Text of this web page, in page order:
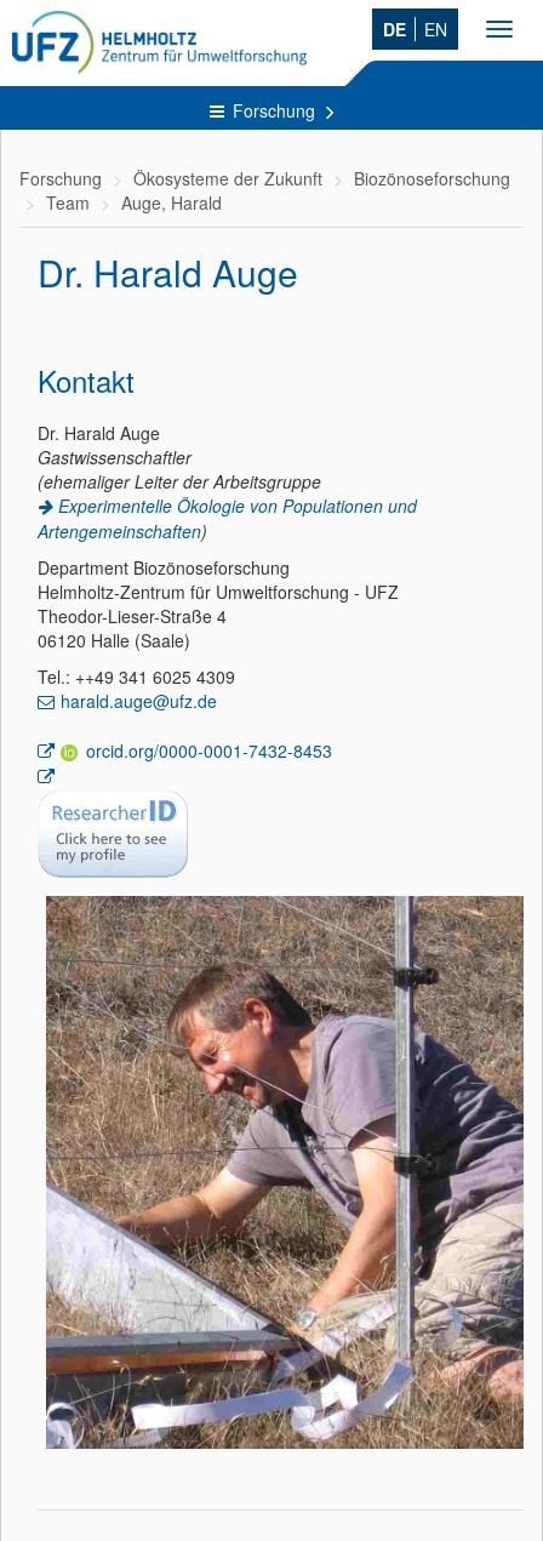
DE EN
Forschung
Forschung Ökosysteme der Zukunft
Biozönoseforschung
Team
Auge, Harald
Dr. Harald Auge
Kontakt
Dr. Harald Auge
Gastwissenschaftler
(ehemaliger Leiter der Arbeitsgruppe
Experimentelle Ökologie von Populationen und
Artengemeinschaften)
Department Biozönoseforschung
Helmholtz-Zentrum für Umweltforschung - UFZ
Theodor-Lieser-Straße 4
06120 Halle (Saale)
Tel.: ++49 341 6025 4309
harald.auge@ufz.de
orcid.org/0000-0001-7432-8453